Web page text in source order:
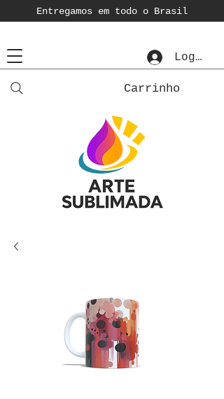
Entregamos em todo o Brasil
Login
Carrinho